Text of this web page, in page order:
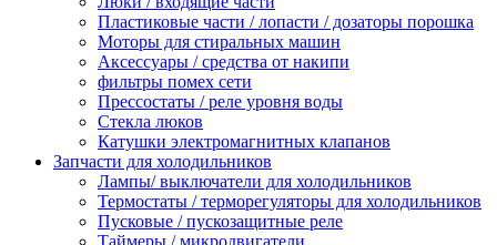
Пластиковые части / лопасти / дозаторы порошка
Моторы для стиральных машин
Аксессуары / средства от накипи
фильтры помех сети
Прессостаты / реле уровня воды
Стекла люков
Катушки электромагнитных клапанов
Запчасти для холодильников
Лампы/ выключатели для холодильников
Термостаты / терморегуляторы для холодильников
Пусковые / пускозащитные реле